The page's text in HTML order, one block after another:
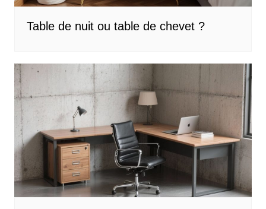
Table de nuit ou table de chevet ?